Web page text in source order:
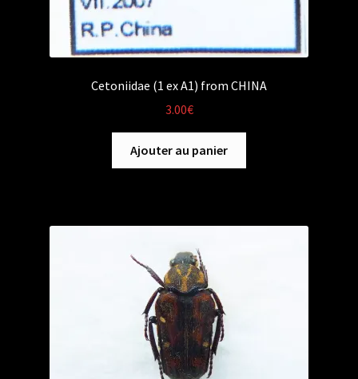
Cetoniidae (1 ex A1) from CHINA
3.00€
Ajouter au panier